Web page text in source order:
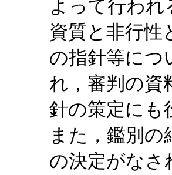
よって行わ
資質と非行性
の指針等につ
れ，審判の資
針の策定にも
また，鑑別
の決定がなさ